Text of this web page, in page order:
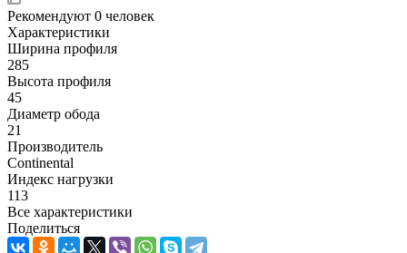
Рекомендуют 0 человек
Характеристики
Ширина профиля
285
Высота профиля
45
Диаметр обода
21
Производитель
Continental
Индекс нагрузки
113
Все характеристики
Поделиться